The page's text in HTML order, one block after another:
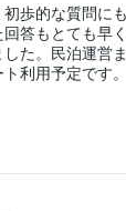
歩的な質問に
答もとても早
た。民泊運営
利用予定です。